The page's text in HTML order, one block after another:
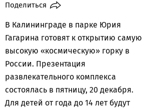
Поделиться
В Калининграде в парке Юрия
Гагарина готовят к открытию самую
высокую «космическую» горку в
России. Презентация
развлекательного комплекса
состоялась в пятницу, 20 декабря.
Для детей от года до 14 лет будут